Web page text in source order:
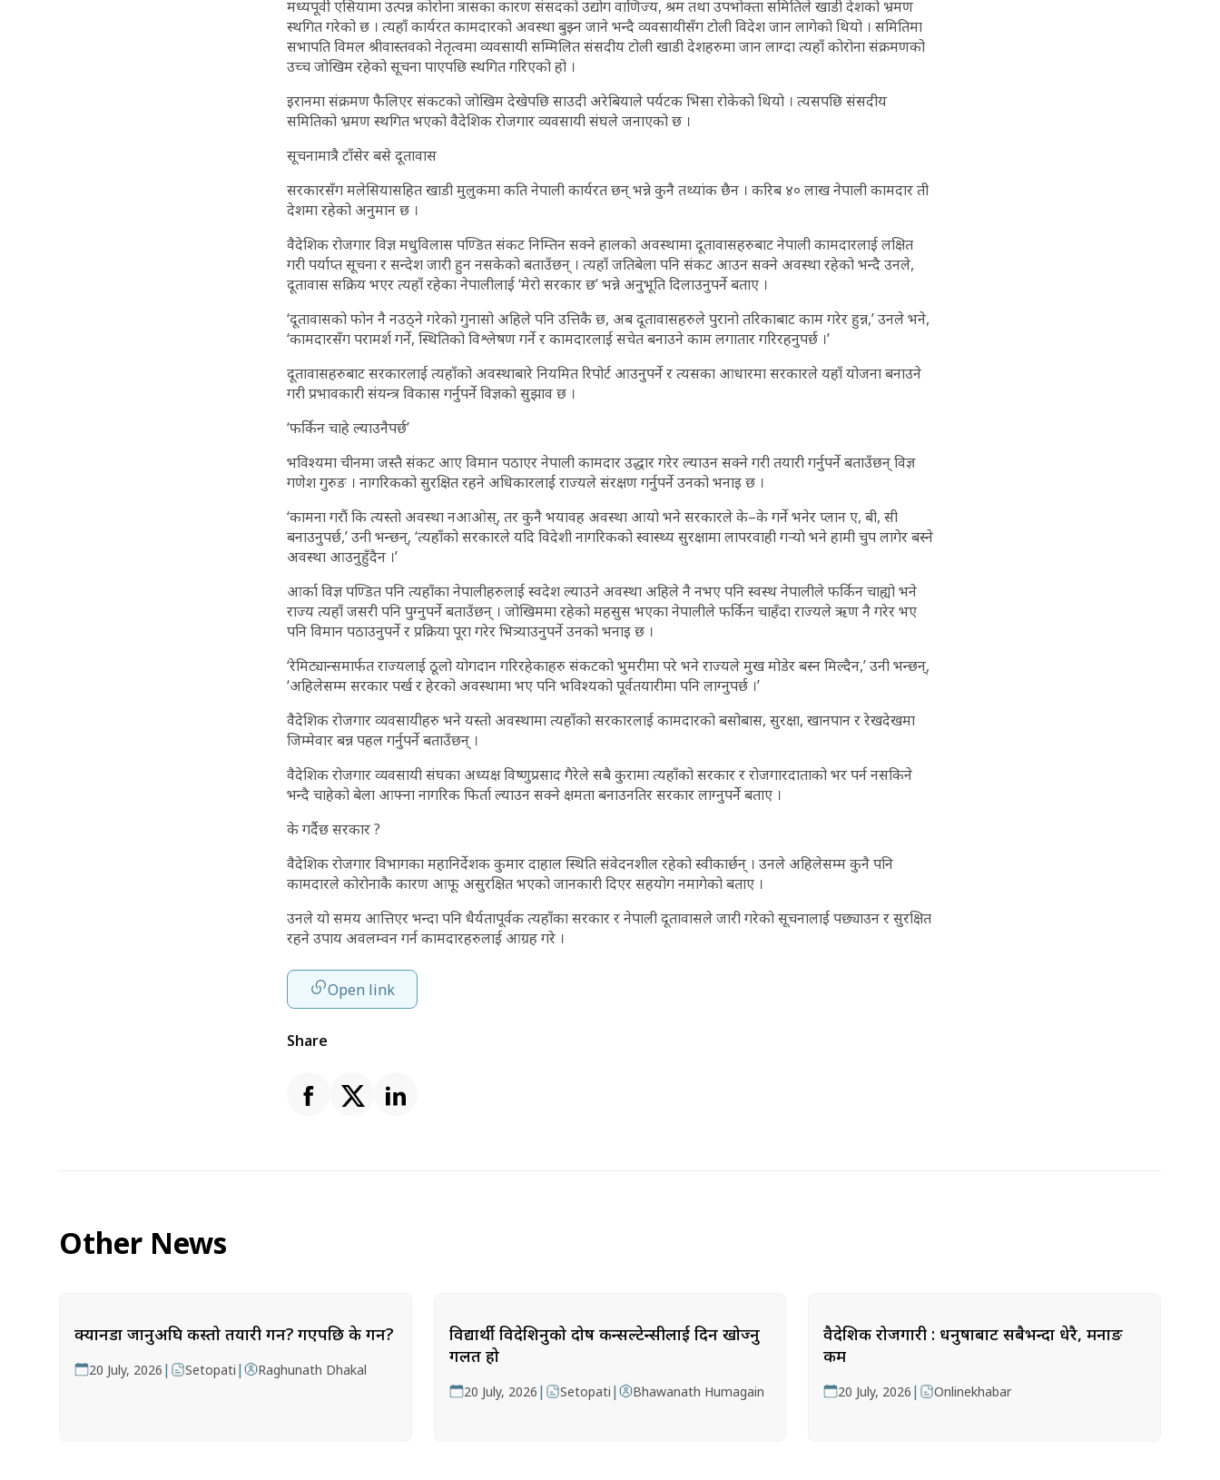
मध्यपूर्वी एसियामा उत्पन्न कोरोना त्रासका कारण संसदको उद्योग वाणिज्य, श्रम तथा उपभोक्ता समितिले खाडी देशको भ्रमण
स्थगित गरेको छ । त्यहाँ कार्यरत कामदारको अवस्था बुझ्न जाने भन्दै व्यवसायीसँग टोली विदेश जान लागेको थियो । समितिमा
सभापति विमल श्रीवास्तवको नेतृत्वमा व्यवसायी सम्मिलित संसदीय टोली खाडी देशहरुमा जान लाग्दा त्यहाँ कोरोना संक्रमणको
उच्च जोखिम रहेको सूचना पाएपछि स्थगित गरिएको हो ।
इरानमा संक्रमण फैलिएर संकटको जोखिम देखेपछि साउदी अरेबियाले पर्यटक भिसा रोकेको थियो । त्यसपछि संसदीय
समितिको भ्रमण स्थगित भएको वैदेशिक रोजगार व्यवसायी संघले जनाएको छ ।
सूचनामात्रै टाँसेर बसे दूतावास
सरकारसँग मलेसियासहित खाडी मुलुकमा कति नेपाली कार्यरत छन् भन्ने कुनै तथ्यांक छैन । करिब ४० लाख नेपाली कामदार ती
देशमा रहेको अनुमान छ ।
वैदेशिक रोजगार विज्ञ मधुविलास पण्डित संकट निम्तिन सक्ने हालको अवस्थामा दूतावासहरुबाट नेपाली कामदारलाई लक्षित
गरी पर्याप्त सूचना र सन्देश जारी हुन नसकेको बताउँछन् । त्यहाँ जतिबेला पनि संकट आउन सक्ने अवस्था रहेको भन्दै उनले,
दूतावास सक्रिय भएर त्यहाँ रहेका नेपालीलाई ‘मेरो सरकार छ’ भन्ने अनुभूति दिलाउनुपर्ने बताए ।
‘दूतावासको फोन नै नउठ्ने गरेको गुनासो अहिले पनि उत्तिकै छ, अब दूतावासहरुले पुरानो तरिकाबाट काम गरेर हुन्न,’ उनले भने,
‘कामदारसँग परामर्श गर्ने, स्थितिको विश्लेषण गर्ने र कामदारलाई सचेत बनाउने काम लगातार गरिरहनुपर्छ ।’
दूतावासहरुबाट सरकारलाई त्यहाँको अवस्थाबारे नियमित रिपोर्ट आउनुपर्ने र त्यसका आधारमा सरकारले यहाँ योजना बनाउने
गरी प्रभावकारी संयन्त्र विकास गर्नुपर्ने विज्ञको सुझाव छ ।
‘फर्किन चाहे ल्याउनैपर्छ’
भविश्यमा चीनमा जस्तै संकट आए विमान पठाएर नेपाली कामदार उद्धार गरेर ल्याउन सक्ने गरी तयारी गर्नुपर्ने बताउँछन् विज्ञ
गणेश गुरुङ । नागरिकको सुरक्षित रहने अधिकारलाई राज्यले संरक्षण गर्नुपर्ने उनको भनाइ छ ।
‘कामना गरौं कि त्यस्तो अवस्था नआओस्, तर कुनै भयावह अवस्था आयो भने सरकारले के–के गर्ने भनेर प्लान ए, बी, सी
बनाउनुपर्छ,’ उनी भन्छन्, ‘त्यहाँको सरकारले यदि विदेशी नागरिकको स्वास्थ्य सुरक्षामा लापरवाही गर्‍याे भने हामी चुप लागेर बस्ने
अवस्था आउनुहुँदैन ।’
आर्का विज्ञ पण्डित पनि त्यहाँका नेपालीहरुलाई स्वदेश ल्याउने अवस्था अहिले नै नभए पनि स्वस्थ नेपालीले फर्किन चाह्यो भने
राज्य त्यहाँ जसरी पनि पुग्नुपर्ने बताउँछन् । जोखिममा रहेको महसुस भएका नेपालीले फर्किन चाहँदा राज्यले ऋण नै गरेर भए
पनि विमान पठाउनुपर्ने र प्रक्रिया पूरा गरेर भित्र्याउनुपर्ने उनको भनाइ छ ।
‘रेमिट्यान्समार्फत राज्यलाई ठूलो योगदान गरिरहेकाहरु संकटको भुमरीमा परे भने राज्यले मुख मोडेर बस्न मिल्दैन,’ उनी भन्छन्,
‘अहिलेसम्म सरकार पर्ख र हेरको अवस्थामा भए पनि भविश्यको पूर्वतयारीमा पनि लाग्नुपर्छ ।’
वैदेशिक रोजगार व्यवसायीहरु भने यस्तो अवस्थामा त्यहाँको सरकारलाई कामदारको बसोबास, सुरक्षा, खानपान र रेखदेखमा
जिम्मेवार बन्न पहल गर्नुपर्ने बताउँछन् ।
वैदेशिक रोजगार व्यवसायी संघका अध्यक्ष विष्णुप्रसाद गैरेले सबै कुरामा त्यहाँको सरकार र रोजगारदाताको भर पर्न नसकिने
भन्दै चाहेको बेला आफ्ना नागरिक फिर्ता ल्याउन सक्ने क्षमता बनाउनतिर सरकार लाग्नुपर्नेे बताए ।
के गर्दैछ सरकार ?
वैदेशिक रोजगार विभागका महानिर्देशक कुमार दाहाल स्थिति संवेदनशील रहेको स्वीकार्छन् । उनले अहिलेसम्म कुनै पनि
कामदारले कोरोनाकै कारण आफू असुरक्षित भएको जानकारी दिएर सहयोग नमागेको बताए ।
उनले यो समय आत्तिएर भन्दा पनि धैर्यतापूर्वक त्यहाँका सरकार र नेपाली दूतावासले जारी गरेको सूचनालाई पछ्याउन र सुरक्षित
रहने उपाय अवलम्वन गर्न कामदारहरुलाई आग्रह गरे ।
Open link
Share
Other News
क्यानडा जानुअघि कस्तो तयारी गर्ने? गएपछि के गर्ने?
20 July, 2026 | Setopati | Raghunath Dhakal
विद्यार्थी विदेशिनुको दोष कन्सल्टेन्सीलाई दिन खोज्नु
गलत हो
20 July, 2026 | Setopati | Bhawanath Humagain
वैदेशिक रोजगारी : धनुषाबाट सबैभन्दा धेरै, मनाङ
कम
20 July, 2026 | Onlinekhabar